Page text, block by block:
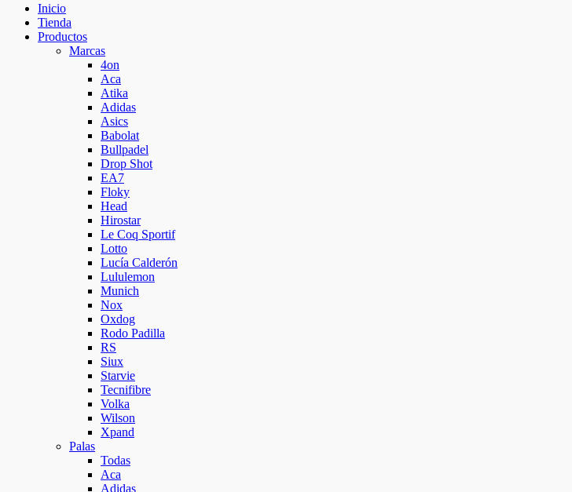
Inicio
Tienda
Productos
Marcas
4on
Aca
Atika
Adidas
Asics
Babolat
Bullpadel
Drop Shot
EA7
Floky
Head
Hirostar
Le Coq Sportif
Lotto
Lucía Calderón
Lululemon
Munich
Nox
Oxdog
Rodo Padilla
RS
Siux
Starvie
Tecnifibre
Volka
Wilson
Xpand
Palas
Todas
Aca
Adidas